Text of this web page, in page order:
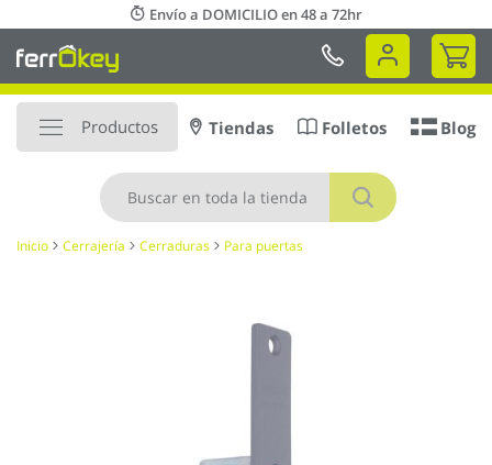
al
contenido
Envío a DOMICILIO en 48 a 72hr
Mi
Productos
Buscar
Tiendas Folletos Blog
Inicio Cerrajería Cerraduras Para puertas